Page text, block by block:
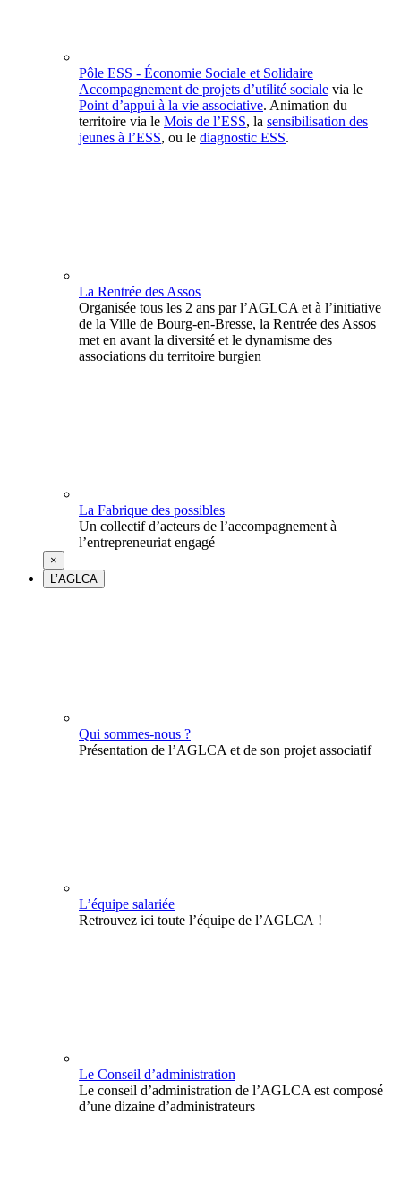
Pôle ESS - Économie Sociale et Solidaire
Accompagnement de projets d’utilité sociale via le
Point d’appui à la vie associative. Animation du
territoire via le Mois de l’ESS, la sensibilisation des
jeunes à l’ESS, ou le diagnostic ESS.
La Rentrée des Assos
Organisée tous les 2 ans par l’AGLCA et à l’initiative
de la Ville de Bourg-en-Bresse, la Rentrée des Assos
met en avant la diversité et le dynamisme des
associations du territoire burgien
La Fabrique des possibles
Un collectif d’acteurs de l’accompagnement à
l’entrepreneuriat engagé
×
L’AGLCA
Qui sommes-nous ?
Présentation de l’AGLCA et de son projet associatif
L’équipe salariée
Retrouvez ici toute l’équipe de l’AGLCA !
Le Conseil d’administration
Le conseil d’administration de l’AGLCA est composé
d’une dizaine d’administrateurs